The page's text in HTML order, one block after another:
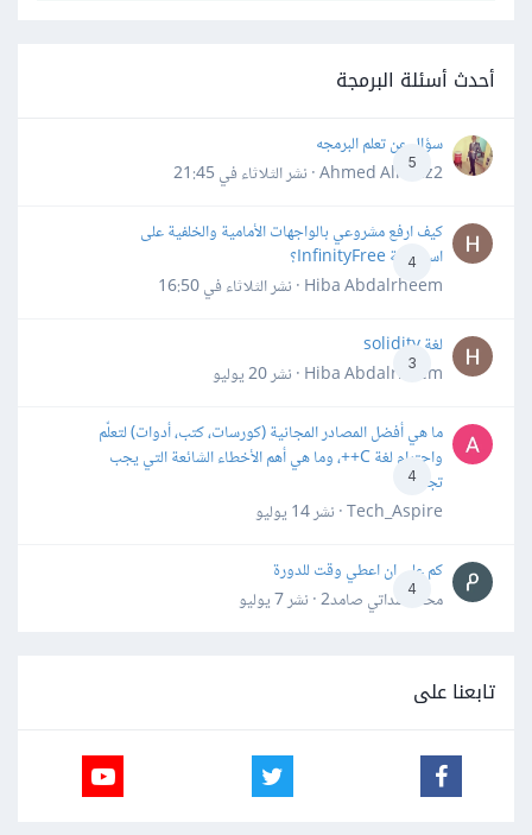
أحدث أسئلة البرمجة
5
سؤال عن تعلم البرمجه
Ahmed Alhafiz2 · نشر
الثلاثاء في 21:45
4
كيف ارفع مشروعي بالواجهات الأمامية والخلفية على
استضافة InfinityFree؟
Hiba Abdalrheem · نشر
الثلاثاء في 16:50
3
لغة solidity
Hiba Abdalrheem · نشر
20 يوليو
4
ما هي أفضل المصادر المجانية (كورسات، كتب، أدوات) لتعلّم
واحترام لغة C++، وما هي أهم الأخطاء الشائعة التي يجب
تجنبها؟
Tech_Aspire · نشر
14 يوليو
4
كم علي ان اعطي وقت للدورة
محمد سداتي صامد2 · نشر
7 يوليو
تابعنا على